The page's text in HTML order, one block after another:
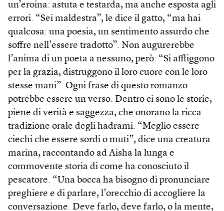
un’eroina: astuta e testarda, ma anche esposta agli
errori. “Sei maldestra”, le dice il gatto, “ma hai
qualcosa: una poesia, un sentimento assurdo che
soffre nell’essere tradotto”. Non augurerebbe
l’anima di un poeta a nessuno, però: “Si affliggono
per la grazia, distruggono il loro cuore con le loro
stesse mani”. Ogni frase di questo romanzo
potrebbe essere un verso. Dentro ci sono le storie,
piene di verità e saggezza, che onorano la ricca
tradizione orale degli hadrami. “Meglio essere
ciechi che essere sordi o muti”, dice una creatura
marina, raccontando ad Aisha la lunga e
commovente storia di come ha conosciuto il
pescatore. “Una bocca ha bisogno di pronunciare
preghiere e di parlare, l’orecchio di accogliere la
conversazione. Deve farlo, deve farlo, o la mente,